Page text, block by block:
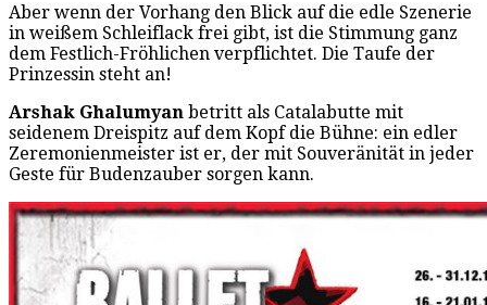
Aber wenn der Vorhang den Blick auf die edle Szenerie
in weißem Schleiflack frei gibt, ist die Stimmung ganz
dem Festlich-Fröhlichen verpflichtet. Die Taufe der
Prinzessin steht an!
Arshak Ghalumyan betritt als Catalabutte mit
seidenem Dreispitz auf dem Kopf die Bühne: ein edler
Zeremonienmeister ist er, der mit Souveränität in jeder
Geste für Budenzauber sorgen kann.